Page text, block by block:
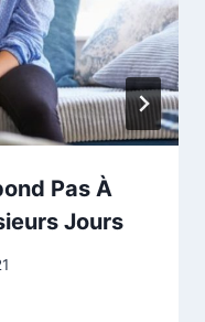
Pas À
Jours